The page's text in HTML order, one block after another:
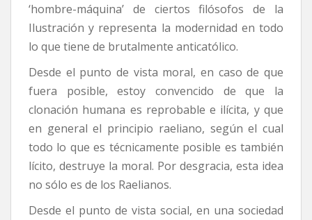
‘hombre-máquina’ de ciertos filósofos de la
Ilustración y representa la modernidad en todo
lo que tiene de brutalmente anticatólico.
Desde el punto de vista moral, en caso de que
fuera posible, estoy convencido de que la
clonación humana es reprobable e ilícita, y que
en general el principio raeliano, según el cual
todo lo que es técnicamente posible es también
lícito, destruye la moral. Por desgracia, esta idea
no sólo es de los Raelianos.
Desde el punto de vista social, en una sociedad